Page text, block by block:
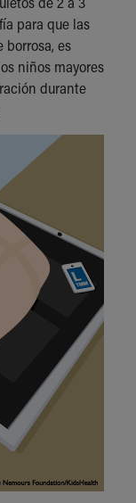
para que las
borrosa, es
niños mayores
durante